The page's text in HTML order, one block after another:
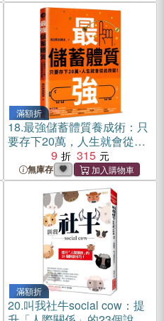
滿額折
18.最強儲蓄體質養成術：只
要存下20萬，人生就會從此
9 315
無庫存
滿額折
20.叫我社牛social cow：提